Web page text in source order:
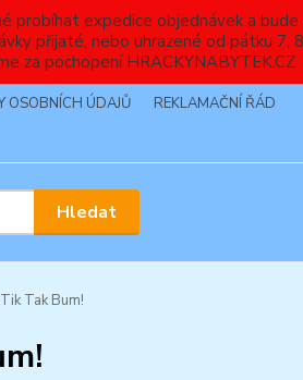
expedice objednávek a
přijaté, nebo uhrazené od pátku
za pochopení HRACKYNABYTEK.CZ
OSOBNÍCH ÚDAJŮ
REKLAMAČNÍ ŘÁD
Hledat
Tak Bum!